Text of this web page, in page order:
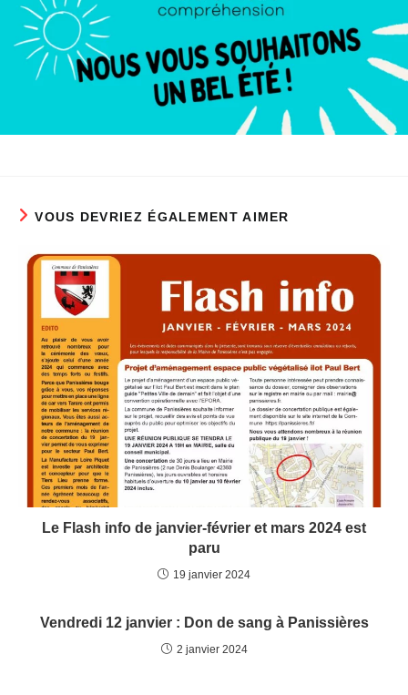
VOUS DEVRIEZ ÉGALEMENT AIMER
Le Flash info de janvier-février et mars 2024 est
paru
19 janvier 2024
Vendredi 12 janvier : Don de sang à Panissières
2 janvier 2024